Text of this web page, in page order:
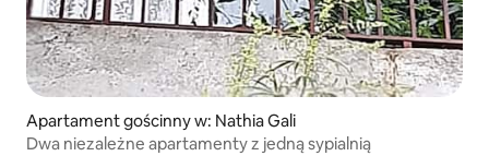
Apartament gościnny w: Nathia Gali
Dwa niezależne apartamenty z jedną sypialnią